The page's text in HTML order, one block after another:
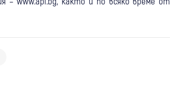
тировете по АМ “Струма“ и
край Дупница е без